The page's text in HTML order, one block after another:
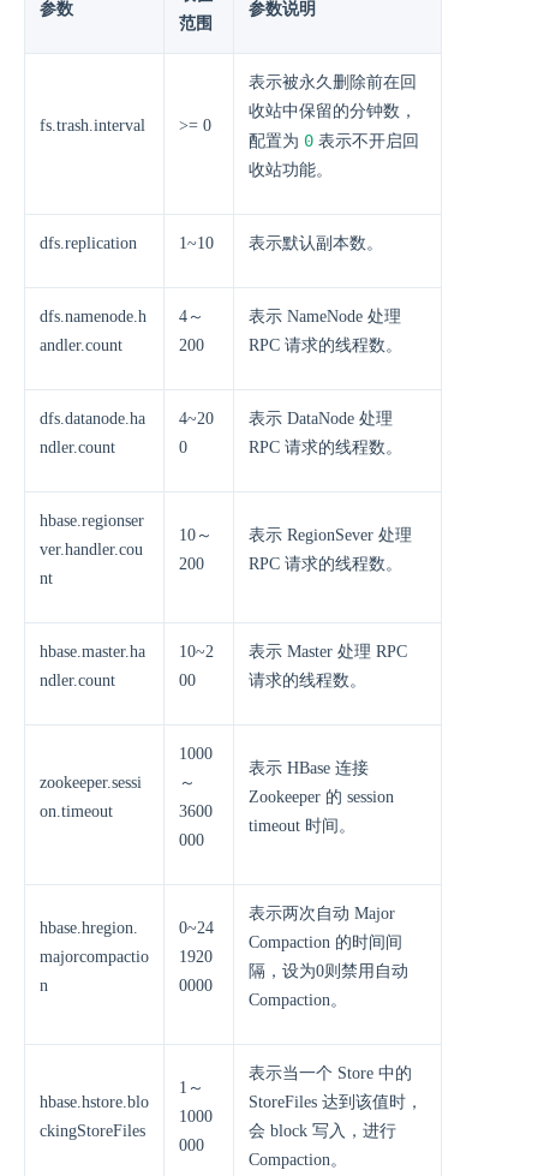
参数
范围
参数说明
fs.trash.interval >= 0
表示被永久删除前在回
收站中保留的分钟数，
配置为 0 表示不开启回
收站功能。
dfs.replication 1~10 表示默认副本数。
dfs.namenode.h
andler.count
4～
200
表示 NameNode 处理
RPC 请求的线程数。
dfs.datanode.ha
ndler.count
4~20
0
表示 DataNode 处理
RPC 请求的线程数。
hbase.regionser
ver.handler.cou
nt
10～
200
表示 RegionSever 处理
RPC 请求的线程数。
hbase.master.ha
ndler.count
10~2
00
表示 Master 处理 RPC
请求的线程数。
zookeeper.sessi
on.timeout
1000
～
3600
000
表示 HBase 连接
Zookeeper 的 session
timeout 时间。
hbase.hregion.
majorcompactio
n
0~24
1920
0000
表示两次自动 Major
Compaction 的时间间
隔，设为0则禁用自动
Compaction。
hbase.hstore.blo
ckingStoreFiles
1～
1000
000
表示当一个 Store 中的
StoreFiles 达到该值时，
会 block 写入，进行
Compaction。